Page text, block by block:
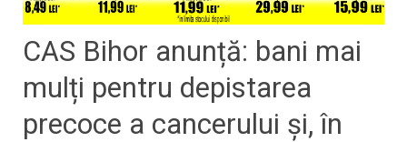
CAS Bihor anunță: bani mai
mulți pentru depistarea
precoce a cancerului și, în